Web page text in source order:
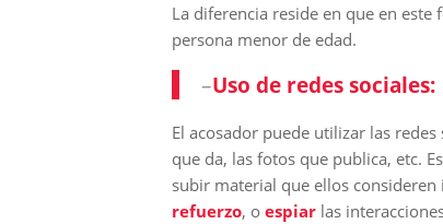
La diferencia reside en que en
persona menor de edad.
–Uso de redes sociales:
El acosador puede utilizar las
que da, las fotos que publica, etc.
subir material que ellos
refuerzo, o espiar las